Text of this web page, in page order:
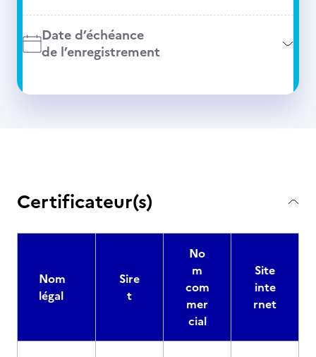
Date d’échéance
de l’enregistrement
Certificateur(s)
Nom
légal
Sire
t
No
m
com
mer
cial
Site
inte
rnet